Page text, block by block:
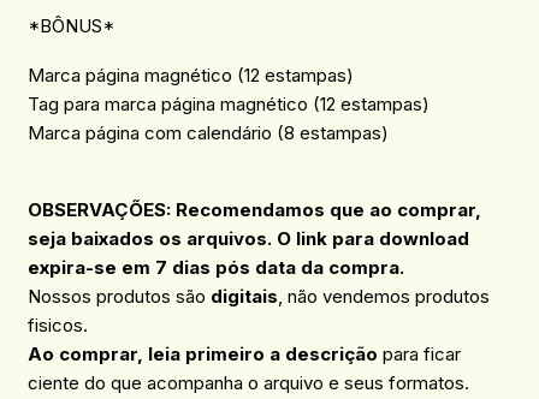
*BÔNUS*
Marca página magnético (12 estampas)
Tag para marca página magnético (12 estampas)
Marca página com calendário (8 estampas)
OBSERVAÇÕES: Recomendamos que ao comprar,
seja baixados os arquivos. O link para download
expira-se em 7 dias pós data da compra.
Nossos produtos são digitais, não vendemos produtos
fisicos.
Ao comprar, leia primeiro a descrição para ficar
ciente do que acompanha o arquivo e seus formatos.